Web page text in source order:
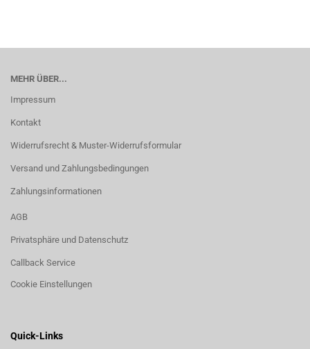
MEHR ÜBER...
Impressum
Kontakt
Widerrufsrecht & Muster-Widerrufsformular
Versand und Zahlungsbedingungen
Zahlungsinformationen
AGB
Privatsphäre und Datenschutz
Callback Service
Cookie Einstellungen
Quick-Links